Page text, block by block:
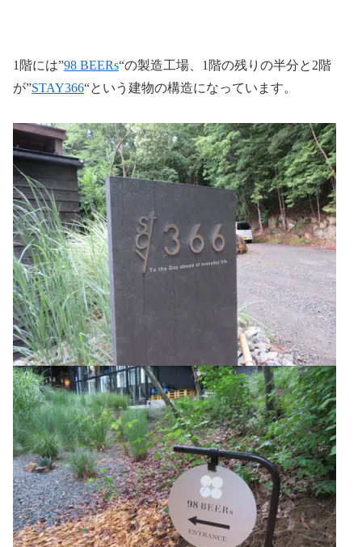
1階には”98 BEERs“の製造工場、1階の残りの半分と2階
が”STAY366“という建物の構造になっています。